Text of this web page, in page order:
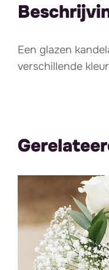
Een glazen
verschillende